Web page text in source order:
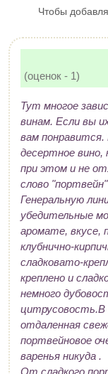
Чтобы
(оценок - 1)
Тут многое
винам. Если вы
вам
десертное вино,
при этом и не
слово
Генеральную
убедительные
аромате, вкусе,
клубнично-
сладковато-
креплено и
немного
цитрусовость.В
отдаленная
портвейновое
варенья никуда .
От сладкого